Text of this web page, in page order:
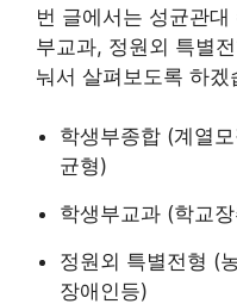
번 글에서는 성균관
부교과, 정원외 특별
눠서 살펴보도록 하겠
학생부종합 (계열
균형)
학생부교과 (학교
정원외 특별전형 (
장애인등)